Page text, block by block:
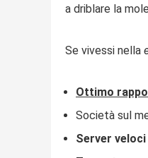
a driblare la
Se vivessi nella
Ottimo
Società sul
Server veloci